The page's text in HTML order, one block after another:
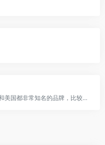
艾克瑞斯女装 (Akris) 是在欧洲和美国都非常知名的品牌，比较适合职场女性的穿着。艾克瑞斯女装 (Akris) 于1922年诞生于瑞士St. Gallen一个家族企业，是拥有80年制衣经验的女装品牌，创始人是Alice Kriemler-Schoch女士。艾克瑞斯女装 (Akris) 是现代女性代表品牌，是崇尚高雅、简约、创造性的品牌。其简单的裁减和妩媚的设计得到了众多女星的追捧。